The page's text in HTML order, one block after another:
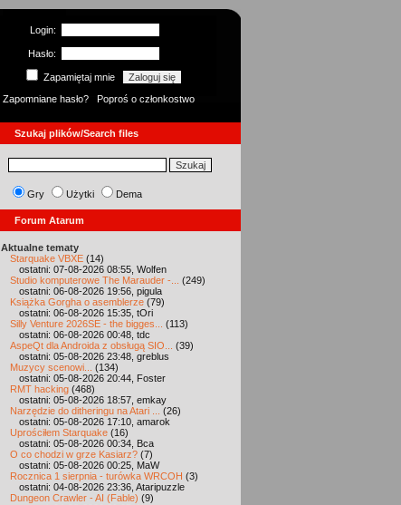
Login:
Hasło:
Zapamiętaj mnie
Zapomniane hasło?
Poproś o członkostwo
Szukaj plików/Search files
Gry Użytki Dema
Forum Atarum
Aktualne tematy
Starquake VBXE (14)
ostatni: 07-08-2026 08:55, Wolfen
Studio komputerowe The Marauder -...
(249)
ostatni: 06-08-2026 19:56, pigula
Książka Gorgha o asemblerze (79)
ostatni: 06-08-2026 15:35, tOri
Silly Venture 2026SE - the bigges...
(113)
ostatni: 06-08-2026 00:48, tdc
AspeQt dla Androida z obsługą SIO...
(39)
ostatni: 05-08-2026 23:48, greblus
Muzycy scenowi...
(134)
ostatni: 05-08-2026 20:44, Foster
RMT hacking (468)
ostatni: 05-08-2026 18:57, emkay
Narzędzie do ditheringu na Atari ...
(26)
ostatni: 05-08-2026 17:10, amarok
Uprościłem Starquake (16)
ostatni: 05-08-2026 00:34, Bca
O co chodzi w grze Kasiarz? (7)
ostatni: 05-08-2026 00:25, MaW
Rocznica 1 sierpnia - turówka WRCOH (3)
ostatni: 04-08-2026 23:36, Ataripuzzle
Dungeon Crawler - AI (Fable) (9)